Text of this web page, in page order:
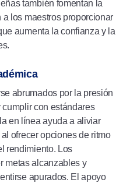
también fomentan la
los maestros proporcionar
aumenta la confianza y la
abrumados por la presión
con estándares
en línea ayuda a aliviar
ofrecer opciones de ritmo
rendimiento. Los
metas alcanzables y
apurados. El apoyo